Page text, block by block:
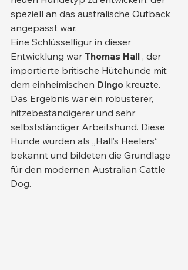
speziell an das australische Outback
angepasst war.
Eine Schlüsselfigur in dieser
Entwicklung war Thomas Hall , der
importierte britische Hütehunde mit
dem einheimischen Dingo kreuzte.
Das Ergebnis war ein robusterer,
hitzebeständigerer und sehr
selbstständiger Arbeitshund. Diese
Hunde wurden als „Hall’s Heelers“
bekannt und bildeten die Grundlage
für den modernen Australian Cattle
Dog.